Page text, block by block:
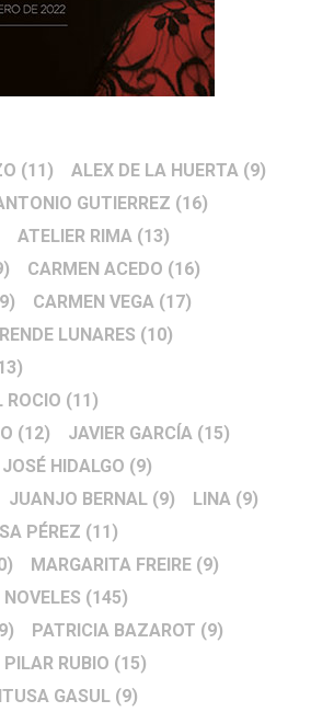
(11) ALEX DE LA HUERTA (9)
GUTIERREZ (16)
ATELIER RIMA (13)
CARMEN ACEDO (16)
CARMEN VEGA (17)
LUNARES (10)
ROCIO (11)
(12) JAVIER GARCÍA (15)
JOSÉ HIDALGO (9)
JUANJO BERNAL (9) LINA (9)
PÉREZ (11)
MARGARITA FREIRE (9)
NOVELES (145)
PATRICIA BAZAROT (9)
PILAR RUBIO (15)
GASUL (9)